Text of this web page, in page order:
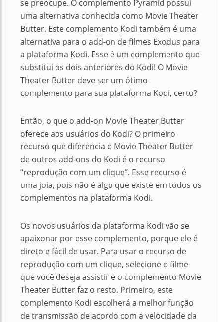
se preocupe. O complemento Pyramid possui
uma alternativa conhecida como Movie Theater
Butter. Este complemento Kodi também é uma
alternativa para o add-on de filmes Exodus para
a plataforma Kodi. Esse é um complemento que
substitui os dois anteriores do Kodi! O Movie
Theater Butter deve ser um ótimo
complemento para sua plataforma Kodi, certo?
Então, o que o add-on Movie Theater Butter
oferece aos usuários do Kodi? O primeiro
recurso que diferencia o Movie Theater Butter
de outros add-ons do Kodi é o recurso
“reprodução com um clique”. Esse recurso é
uma joia, pois não é algo que existe em todos os
complementos na plataforma Kodi.
Os novos usuários da plataforma Kodi vão se
apaixonar por esse complemento, porque ele é
direto e fácil de usar. Para usar o recurso de
reprodução com um clique, selecione o filme
que você deseja assistir e o complemento Movie
Theater Butter faz o resto. Primeiro, este
complemento Kodi escolherá a melhor função
de transmissão de acordo com a velocidade da